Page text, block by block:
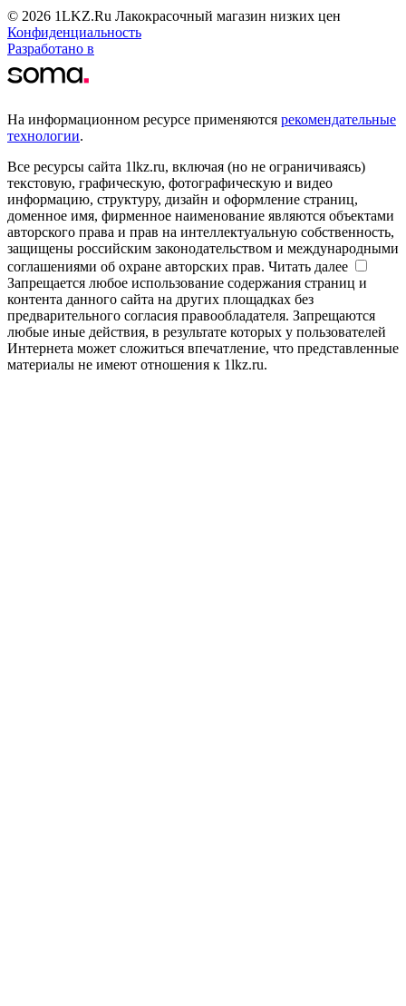
© 2026 1LKZ.Ru Лакокрасочный магазин низких цен
Конфиденциальность
Разработано в
На информационном ресурсе применяются рекомендательные
технологии.
Все ресурсы сайта 1lkz.ru, включая (но не ограничиваясь)
текстовую, графическую, фотографическую и видео
информацию, структуру, дизайн и оформление страниц,
доменное имя, фирменное наименование являются объектами
авторского права и прав на интеллектуальную собственность,
защищены российским законодательством и международными
соглашениями об охране авторских прав. Читать далее
Запрещается любое использование содержания страниц и
контента данного сайта на других площадках без
предварительного согласия правообладателя. Запрещаются
любые иные действия, в результате которых у пользователей
Интернета может сложиться впечатление, что представленные
материалы не имеют отношения к 1lkz.ru.